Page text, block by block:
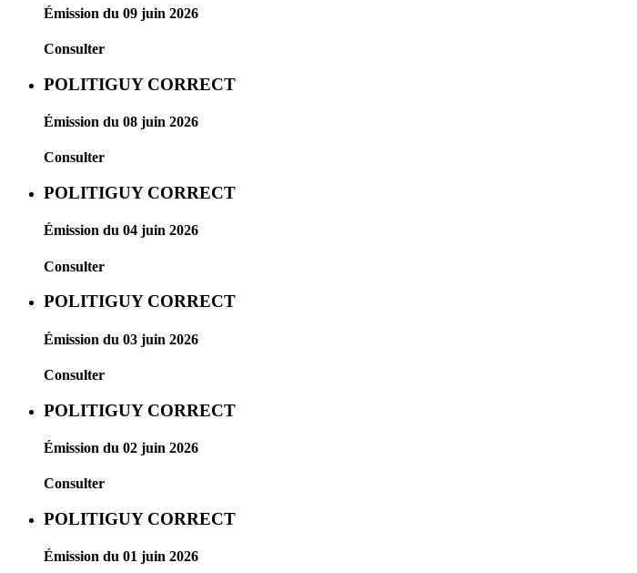
Émission du 09 juin 2026
Consulter
POLITIGUY CORRECT
Émission du 08 juin 2026
Consulter
POLITIGUY CORRECT
Émission du 04 juin 2026
Consulter
POLITIGUY CORRECT
Émission du 03 juin 2026
Consulter
POLITIGUY CORRECT
Émission du 02 juin 2026
Consulter
POLITIGUY CORRECT
Émission du 01 juin 2026